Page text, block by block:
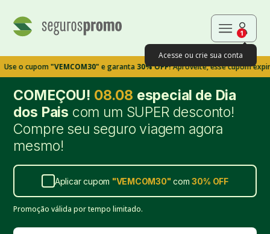
1
Acesse ou crie sua conta
"VEMCOM30"e garanta30% OFF!Aproveite, esse cupom expira em
COMEÇOU! 08.08 especial de Dia
dos Pais com um SUPER desconto!
Compre seu seguro viagem agora
mesmo!
Aplicar cupom "VEMCOM30" com30% OFF
Promoção válida por tempo limitado.